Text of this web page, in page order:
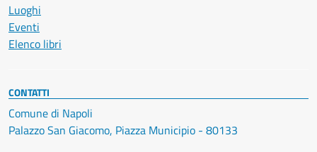
Luoghi
Eventi
Elenco libri
CONTATTI
Comune di Napoli
Palazzo San Giacomo, Piazza Municipio - 80133